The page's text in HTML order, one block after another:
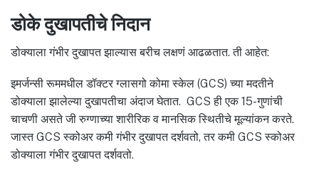
डोके दुखापतीचे निदान
डोक्याला गंभीर दुखापत झाल्यास बरीच लक्षणं आढळतात. ती आहेत:
इमर्जन्सी रूममधील डॉक्टर ग्लासगो कोमा स्केल (GCS) च्या मदतीने
डोक्याला झालेल्या दुखापतीचा अंदाज घेतात. GCS ही एक 15-गुणांची
चाचणी असते जी रुग्णाच्या शारीरिक व मानसिक स्थितीचे मूल्यांकन करते.
जास्त GCS स्कोअर कमी गंभीर दुखापत दर्शवतो, तर कमी GCS स्कोअर
डोक्याला गंभीर दुखापत दर्शवतो.